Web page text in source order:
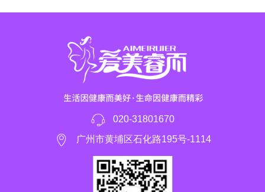
020-31801670
广州市黄埔区石化路195号-1114